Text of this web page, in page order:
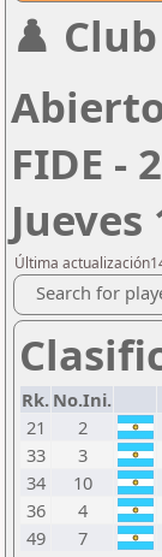
♟️
FIDE -
Jueves
Última
Search for
Rk. No.Ini.
21
2
33
3
34
10
36
4
49
7